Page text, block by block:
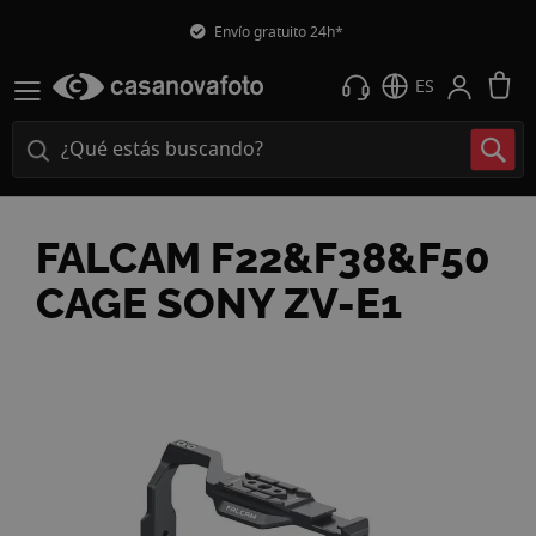
Envío gratuito 24h*
ES
FALCAM F22&F38&F50
CAGE SONY ZV-E1